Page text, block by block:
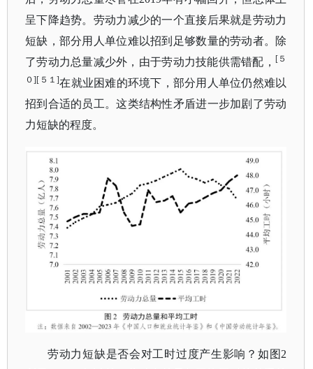
呈下降趋势。劳动力减少的一个直接后果就是劳动力
短缺，部分用人单位难以招到足够数量的劳动者。除
了劳动力总量减少外，由于劳动力技能供需错配， [５
０][５１]在就业困难的环境下，部分用人单位仍然难以
招到合适的员工。这类结构性矛盾进一步加剧了劳动
力短缺的程度。
劳动力短缺是否会对工时过度产生影响？如图 2